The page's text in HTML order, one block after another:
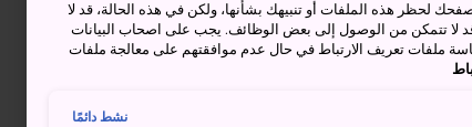
لحظر هذه الملفات أو تنبيهك بشأنها، ولكن في هذه الحالة، قد لا
لا تتمكن من الوصول إلى بعض الوظائف. يجب على اصحاب البيانات
ملفات تعريف الارتباط في حال عدم موافقتهم على معالجة ملفات
نشط دائمًا